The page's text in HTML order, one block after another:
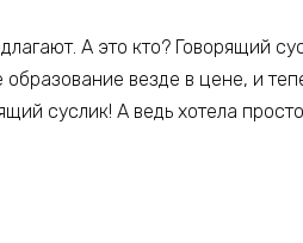
А это кто? Говорящий
везде в цене, и
суслик! А ведь хотела